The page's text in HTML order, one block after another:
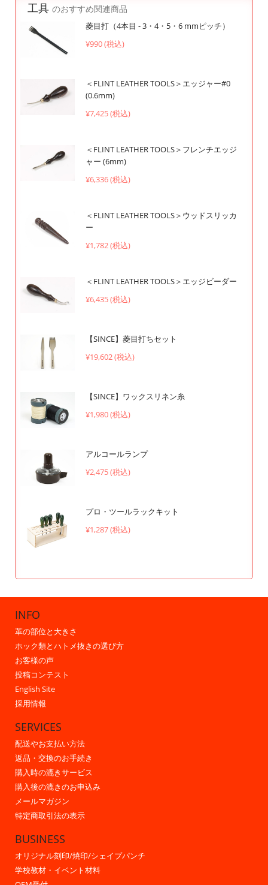
工具 のおすすめ関連商品
菱目打（4本目 - 3・4・5・6 mmピッチ）
¥990 (税込)
＜FLINT LEATHER TOOLS＞エッジャー#0
(0.6mm)
¥7,425 (税込)
＜FLINT LEATHER TOOLS＞フレンチエッジ
ャー (6mm)
¥6,336 (税込)
＜FLINT LEATHER TOOLS＞ウッドスリッカ
ー
¥1,782 (税込)
＜FLINT LEATHER TOOLS＞エッジビーダー
¥6,435 (税込)
【SINCE】菱目打ちセット
¥19,602 (税込)
【SINCE】ワックスリネン糸
¥1,980 (税込)
アルコールランプ
¥2,475 (税込)
プロ・ツールラックキット
¥1,287 (税込)
INFO
革の部位と大きさ
ホック類とハトメ抜きの選び方
お客様の声
投稿コンテスト
English Site
採用情報
SERVICES
配送やお支払い方法
返品・交換のお手続き
購入時の漉きサービス
購入後の漉きのお申込み
メールマガジン
特定商取引法の表示
BUSINESS
オリジナル刻印/焼印/シェイプパンチ
学校教材・イベント材料